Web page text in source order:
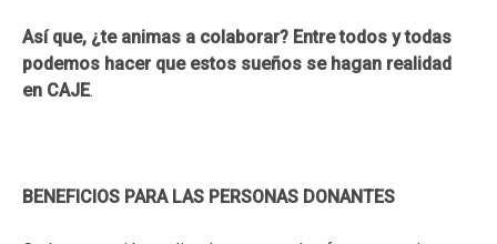
Así que, ¿te animas a colaborar? Entre todos y todas
podemos hacer que estos sueños se hagan realidad
en CAJE.
BENEFICIOS PARA LAS PERSONAS DONANTES